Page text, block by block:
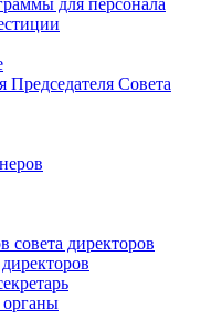
для персонала
Председателя Совета
совета директоров